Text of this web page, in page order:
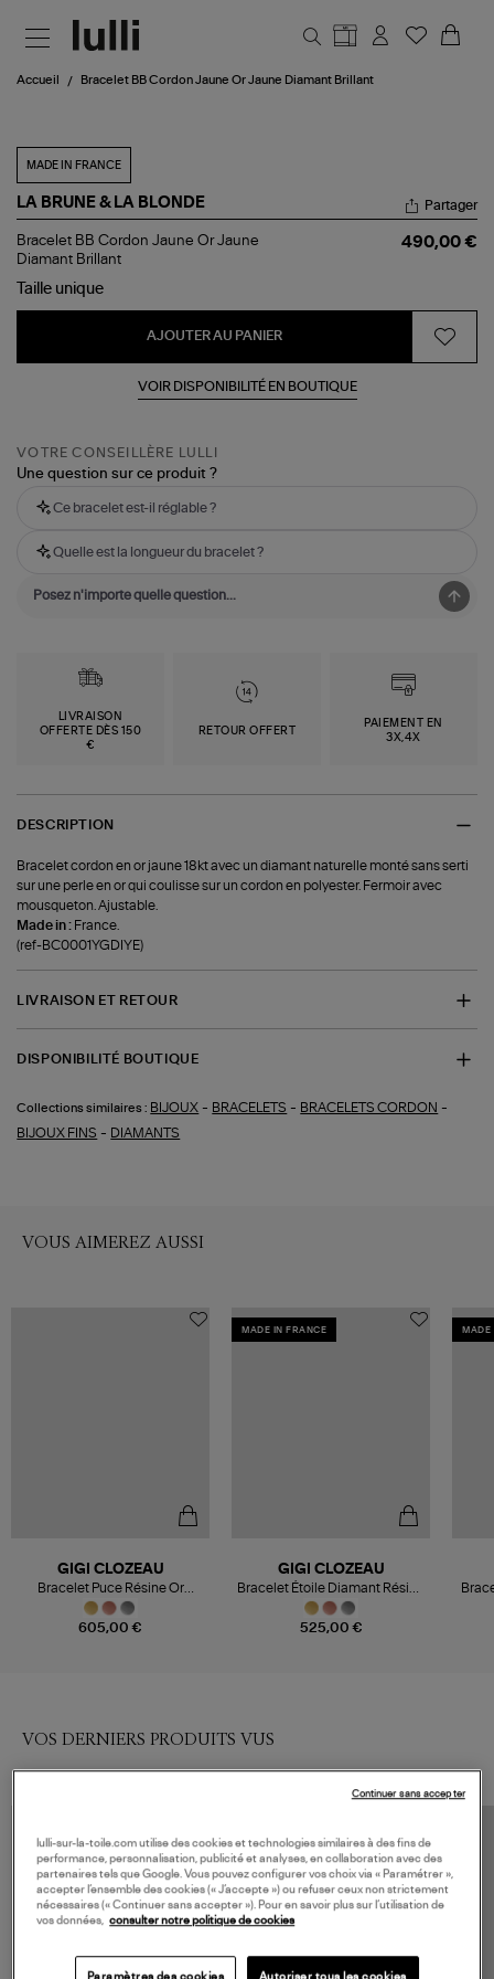
Accueil Bracelet BB Cordon Jaune Or Jaune Diamant Brillant
MADE IN FRANCE
LA BRUNE & LA BLONDE
Bracelet
BB
Jaune
Or
Brillant
Partager
Bracelet BB Cordon Jaune Or Jaune
Diamant Brillant
490,00 €
Taille unique
AJOUTER AU PANIER
VOIR DISPONIBILITÉ EN BOUTIQUE
VOTRE CONSEILLÈRE LULLI
Une question sur ce produit ?
Ce bracelet est-il réglable ?
Quelle est la longueur du bracelet ?
LIVRAISON
OFFERTE DÈS 150
€
RETOUR OFFERT
PAIEMENT EN
3X,4X
DESCRIPTION
Bracelet cordon en or jaune 18kt avec un diamant naturelle monté sans serti
sur une perle en or qui coulisse sur un cordon en polyester. Fermoir avec
mousqueton. Ajustable.
Made in : France.
(ref-BC0001YGDIYE)
LIVRAISON ET RETOUR
DISPONIBILITÉ BOUTIQUE
Collections similaires : BIJOUX - BRACELETS - BRACELETS CORDON -
BIJOUX FINS - DIAMANTS
VOUS AIMEREZ AUSSI
605,00 €
GIGI CLOZEAU
Bracelet Puce Résine Or
Diamants
MADE IN FRANCE
525,00 €
GIGI CLOZEAU
Bracelet Étoile Diamant Résine
Or
MADE
VOS DERNIERS PRODUITS VUS
lulli-sur-la-toile.com utilise des cookies et technologies similaires à des fins de
performance, personnalisation, publicité et analyses, en collaboration avec des
partenaires tels que Google. Vous pouvez configurer vos choix via « Paramétrer »,
accepter l’ensemble des cookies (« J’accepte ») ou refuser ceux non strictement
nécessaires (« Continuer sans accepter »). Pour en savoir plus sur l’utilisation de
vos données, consulter notre politique de cookies
Continuer sans accepter